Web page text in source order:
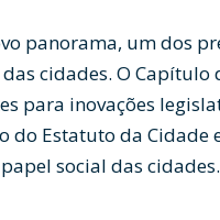
panorama, um dos
cidades. O
para inovações
do Estatuto da Cidade
social das cidades.